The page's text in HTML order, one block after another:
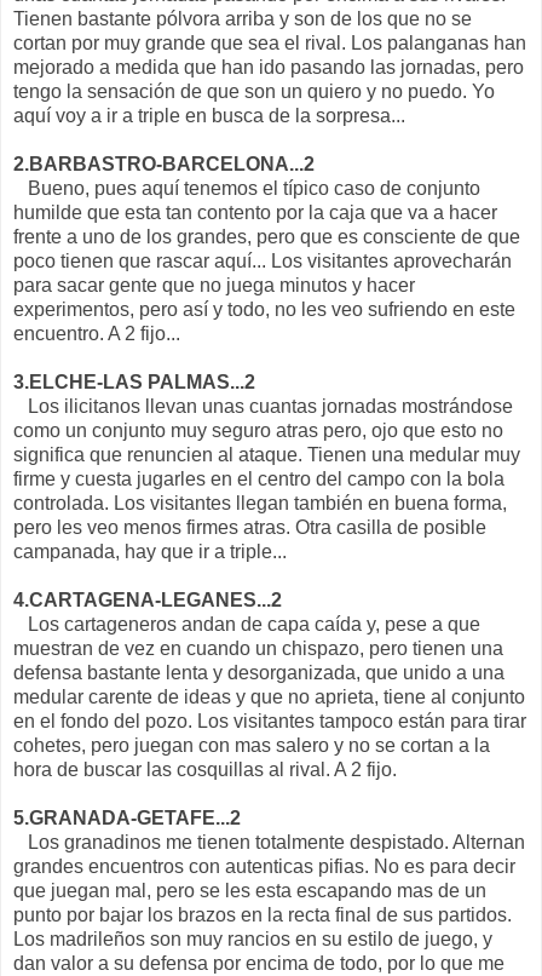
Tienen bastante pólvora arriba y son de los que no se
cortan por muy grande que sea el rival. Los palanganas han
mejorado a medida que han ido pasando las jornadas, pero
tengo la sensación de que son un quiero y no puedo. Yo
aquí voy a ir a triple en busca de la sorpresa...
2.BARBASTRO-BARCELONA...2
Bueno, pues aquí tenemos el típico caso de conjunto
humilde que esta tan contento por la caja que va a hacer
frente a uno de los grandes, pero que es consciente de que
poco tienen que rascar aquí... Los visitantes aprovecharán
para sacar gente que no juega minutos y hacer
experimentos, pero así y todo, no les veo sufriendo en este
encuentro. A 2 fijo...
3.ELCHE-LAS PALMAS...2
Los ilicitanos llevan unas cuantas jornadas mostrándose
como un conjunto muy seguro atras pero, ojo que esto no
significa que renuncien al ataque. Tienen una medular muy
firme y cuesta jugarles en el centro del campo con la bola
controlada. Los visitantes llegan también en buena forma,
pero les veo menos firmes atras. Otra casilla de posible
campanada, hay que ir a triple...
4.CARTAGENA-LEGANES...2
Los cartageneros andan de capa caída y, pese a que
muestran de vez en cuando un chispazo, pero tienen una
defensa bastante lenta y desorganizada, que unido a una
medular carente de ideas y que no aprieta, tiene al conjunto
en el fondo del pozo. Los visitantes tampoco están para tirar
cohetes, pero juegan con mas salero y no se cortan a la
hora de buscar las cosquillas al rival. A 2 fijo.
5.GRANADA-GETAFE...2
Los granadinos me tienen totalmente despistado. Alternan
grandes encuentros con autenticas pifias. No es para decir
que juegan mal, pero se les esta escapando mas de un
punto por bajar los brazos en la recta final de sus partidos.
Los madrileños son muy rancios en su estilo de juego, y
dan valor a su defensa por encima de todo, por lo que me